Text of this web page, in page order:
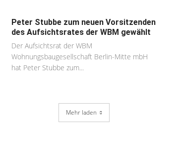
Peter Stubbe zum neuen Vorsitzenden
des Aufsichtsrates der WBM gewählt
Der Aufsichtsrat der WBM
Wohnungsbaugesellschaft Berlin-Mitte mbH
hat Peter Stubbe zum...
Mehr laden